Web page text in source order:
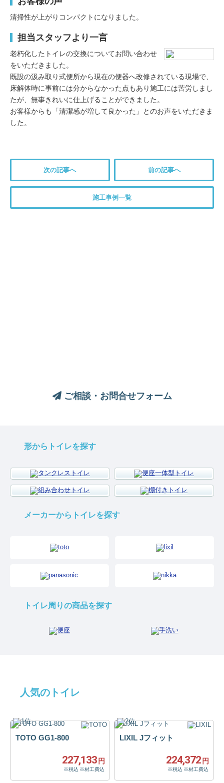
清掃性が上がりコンパクトになりました。
担当スタッフより一言
老朽化したトイレの交換についてお問い合わせ
をいただきました。
既設の汲み取り式便所から現在の便器へ改修されている現場で、
床解体時に事前には分からなかった点もあり施工には苦労しまし
たが、無事きれいに仕上げることができました。
お客様からも「清潔感が増して良かった」とのお声をいただきま
した。
次の記事へ 前の記事へ
施工事例一覧
ご相談・お問合せフォーム
形からトイレを探す
メーカーからトイレを探す
トイレ周りの商品を探す
人気のトイレ
TOTO GG1-800
227,133 円
※税込 ※材工費込
LIXIL Jフィット
224,372 円
※税込 ※材工費込